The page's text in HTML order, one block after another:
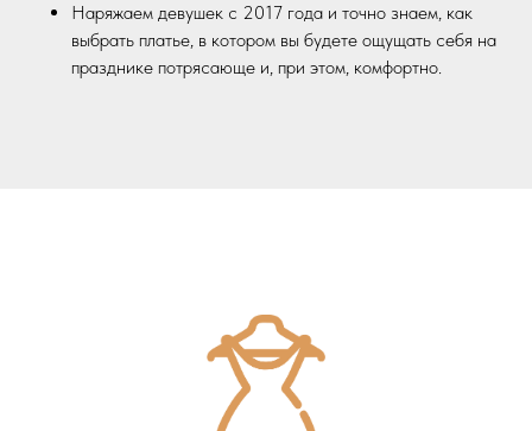
Наряжаем девушек с 2017 года и точно знаем, как
выбрать платье, в котором вы будете ощущать себя на
празднике потрясающе и, при этом, комфортно.